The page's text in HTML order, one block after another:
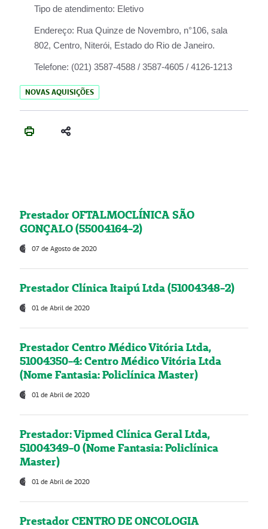
Tipo de atendimento: Eletivo
Endereço: Rua Quinze de Novembro, n°106, sala
802, Centro, Niterói, Estado do Rio de Janeiro.
Telefone: (021) 3587-4588 / 3587-4605 / 4126-1213
NOVAS AQUISIÇÕES
Prestador OFTALMOCLÍNICA SÃO
GONÇALO (55004164-2)
07 de Agosto de 2020
Prestador Clínica Itaipú Ltda (51004348-2)
01 de Abril de 2020
Prestador Centro Médico Vitória Ltda,
51004350-4: Centro Médico Vitória Ltda
(Nome Fantasia: Policlínica Master)
01 de Abril de 2020
Prestador: Vipmed Clínica Geral Ltda,
51004349-0 (Nome Fantasia: Policlínica
Master)
01 de Abril de 2020
Prestador CENTRO DE ONCOLOGIA